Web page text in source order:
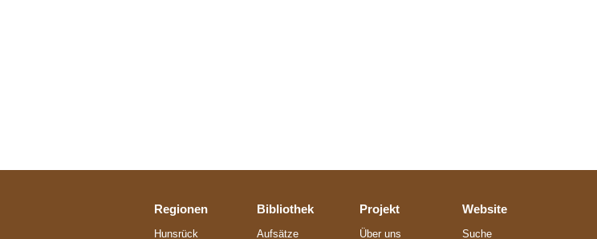
Regionen
Hunsrück
Bibliothek
Aufsätze
Projekt
Über uns
Website
Suche